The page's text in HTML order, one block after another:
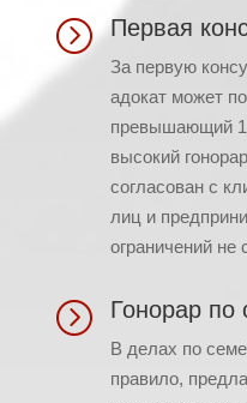
= Первая
За первую
адокат может
превышающий
высокий
согласован с
лиц и
ограничений не
= Гонорар по
В делах по
правило,